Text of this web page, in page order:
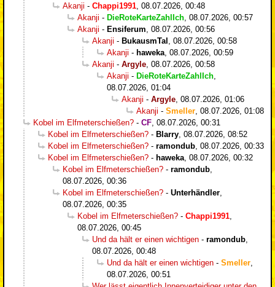
Akanji - Chappi1991 08.07.2026, 00:48
Akanji - DieRoteKarteZahlIch 08.07.2026, 00:57
Akanji - Ensiferum 08.07.2026, 00:56
Akanji - BukausmTal
08.07.2026, 00:58
Akanji - haweka 08.07.2026, 00:59
Akanji - Argyle 08.07.2026, 00:58
Akanji - DieRoteKarteZahlIch
08.07.2026, 01:04
Akanji - Argyle 08.07.2026, 01:06
Akanji - Smeller 08.07.2026, 01:08
Kobel im Elfmeterschießen? - CF 08.07.2026, 00:31
Kobel im Elfmeterschießen? - Blarry 08.07.2026, 08:52
Kobel im Elfmeterschießen? - ramondub 08.07.2026, 00:33
Kobel im Elfmeterschießen? - haweka 08.07.2026, 00:32
Kobel im Elfmeterschießen? - ramondub
08.07.2026, 00:36
Kobel im Elfmeterschießen? - Unterhändler
08.07.2026, 00:35
Kobel im Elfmeterschießen? - Chappi1991
08.07.2026, 00:45
Und da hält er einen wichtigen - ramondub
08.07.2026, 00:48
Und da hält er einen wichtigen - Smeller
08.07.2026, 00:51